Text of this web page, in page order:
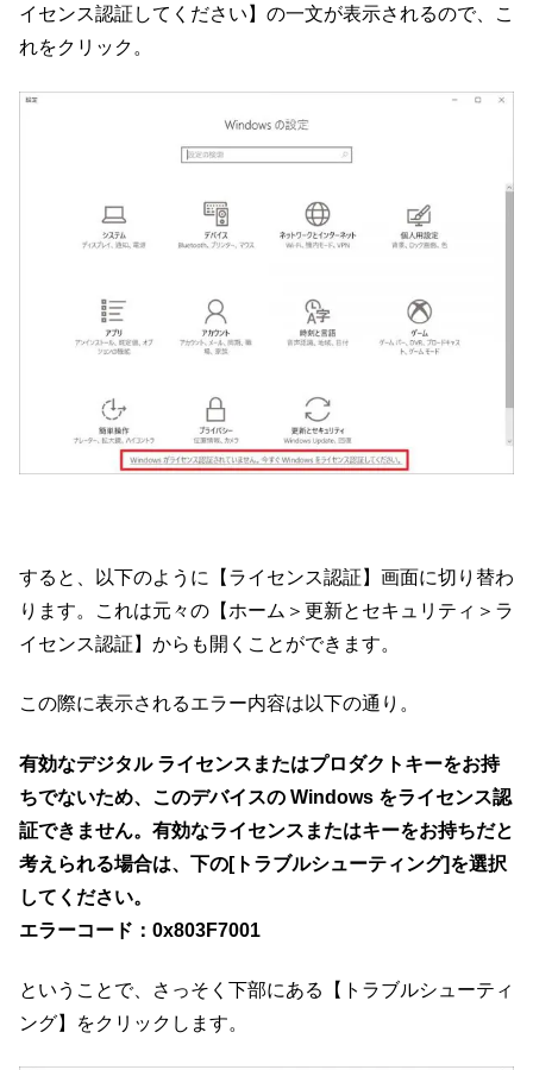
イセンス認証してください】の一文が表示されるので、こ
れをクリック。
すると、以下のように【ライセンス認証】画面に切り替わ
ります。これは元々の【ホーム＞更新とセキュリティ＞ラ
イセンス認証】からも開くことができます。
この際に表示されるエラー内容は以下の通り。
有効なデジタル ライセンスまたはプロダクトキーをお持
ちでないため、このデバイスの Windows をライセンス認
証できません。有効なライセンスまたはキーをお持ちだと
考えられる場合は、下の[トラブルシューティング]を選択
してください。
エラーコード：0x803F7001
ということで、さっそく下部にある【トラブルシューティ
ング】をクリックします。